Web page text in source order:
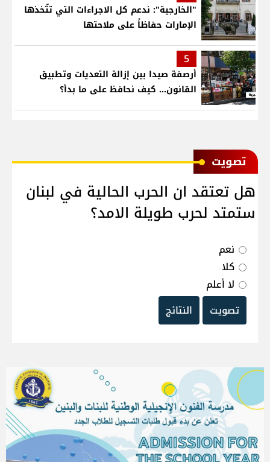
"الخارجية": ندعم كل الاجراءات التي تتّخذها
الإمارات حفاظاً على ملاحتها
5
أرصفة صيدا بين إزالة التعديات وتطبيق
القانون... كيف نحافظ على ما بدأ؟
ﺗﺼﻮﻳﺖ
هل تعتقد ان الحرب الحالية في لبنان
ستمتد لحرب طويلة الامد؟
نعم
كلا
لا أعلم
تصويت
النتائج